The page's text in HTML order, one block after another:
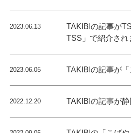
2023.06.13
TAKIBIの記事が
TSS」で紹介され
2023.06.05 TAKIBIの記事が
2022.12.20 TAKIBIの記事が